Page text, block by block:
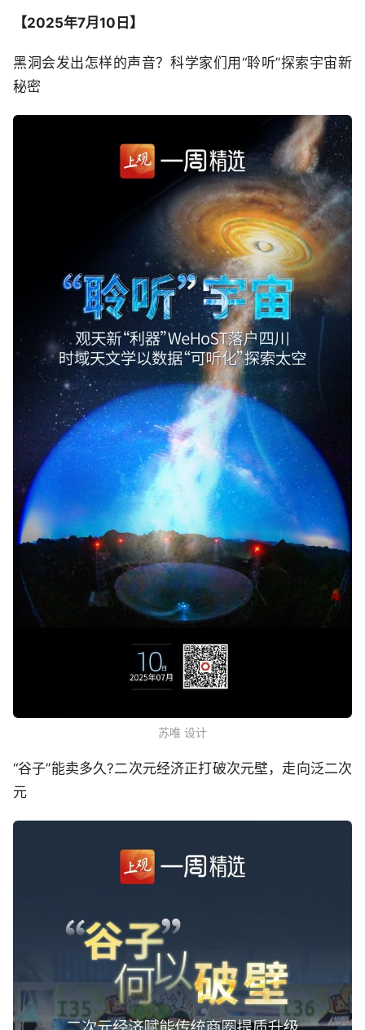
【2025年7月10日】
黑洞会发出怎样的声音？科学家们用“聆听”探索宇宙新
秘密
苏唯 设计
“谷子”能卖多久?二次元经济正打破次元壁，走向泛二次
元